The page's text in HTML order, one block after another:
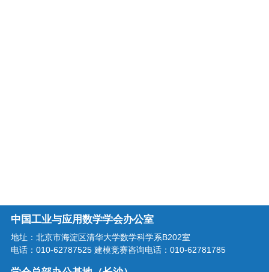
中国工业与应用数学学会办公室
地址：北京市海淀区清华大学数学科学系B202室
电话：010-62787525 建模竞赛咨询电话：010-62781785